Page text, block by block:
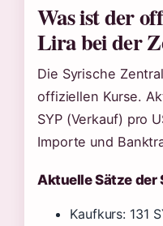
Was ist der
Lira bei der
Die Syrische
offiziellen Kurse.
SYP (Verkauf) pro
Importe und
Aktuelle Sätze der
Kaufkurs: 131